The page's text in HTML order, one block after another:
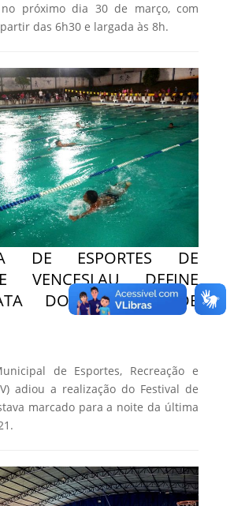
próximo dia 30 de março, com
das 6h30 e largada às 8h.
DE ESPORTES DE
VENCESLAU DEFINE
DO FESTIVAL DE
de Esportes, Recreação e
adiou a realização do Festival de
marcado para a noite da última